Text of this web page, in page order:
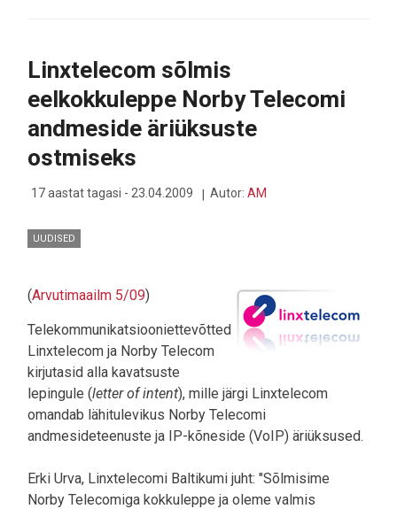
ALGATASID
INTERNETIÜHENDUSE
ESTWIN
Linxtelecom sõlmis
eelkokkuleppe Norby Telecomi
andmeside äriüksuste
ostmiseks
17 aastat tagasi - 23.04.2009 Autor: AM
UUDISED
(Arvutimaailm 5/09)
Telekommunikatsiooniettevõtted
Linxtelecom ja Norby Telecom
kirjutasid alla kavatsuste
lepingule (letter of intent), mille järgi Linxtelecom
omandab lähitulevikus Norby Telecomi
andmesideteenuste ja IP-kõneside (VoIP) äriüksused.
Erki Urva, Linxtelecomi Baltikumi juht: "Sõlmisime
Norby Telecomiga kokkuleppe ja oleme valmis